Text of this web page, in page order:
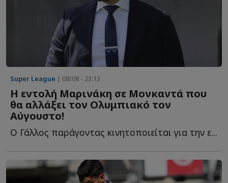
Super League | 08/08 - 23:13
Η εντολή Μαρινάκη σε Μονκαντά που
θα αλλάξει τον Ολυμπιακό τον
Αύγουστο!
Ο Γάλλος παράγοντας κινητοποιείται για την ε...